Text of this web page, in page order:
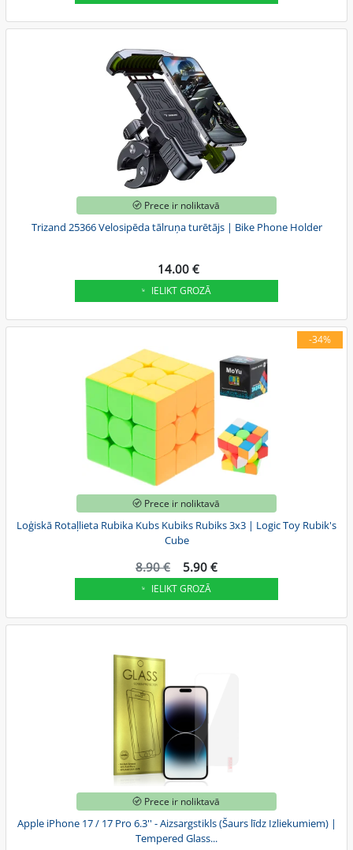
Prece ir noliktavā
Trizand 25366 Velosipēda tālruņa turētājs | Bike Phone Holder
14.00 €
IELIKT GROZĀ
-34%
Prece ir noliktavā
Loģiskā Rotaļlieta Rubika Kubs Kubiks Rubiks 3x3 | Logic Toy Rubik's
Cube
8.90 € 5.90 €
IELIKT GROZĀ
Prece ir noliktavā
Apple iPhone 17 / 17 Pro 6.3'' - Aizsargstikls (Šaurs līdz Izliekumiem) |
Tempered Glass...